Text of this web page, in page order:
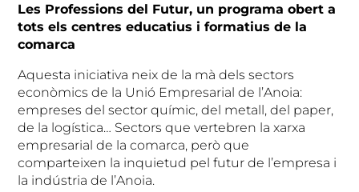
Les Professions del Futur, un programa obert a
tots els centres educatius i formatius de la
comarca
Aquesta iniciativa neix de la mà dels sectors
econòmics de la Unió Empresarial de l’Anoia:
empreses del sector químic, del metall, del paper,
de la logística… Sectors que vertebren la xarxa
empresarial de la comarca, però que
comparteixen la inquietud pel futur de l’empresa i
la indústria de l’Anoia.